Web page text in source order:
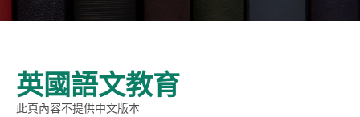
英國語文教育
此頁內容不提供中文版本